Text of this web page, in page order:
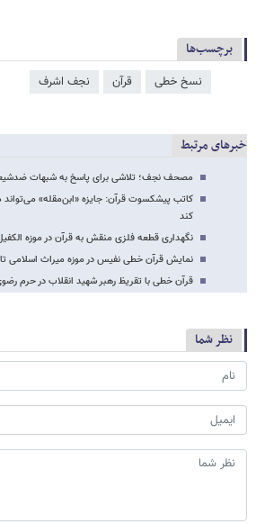
برچسب‌ها
نسخ خطی قرآن نجف اشرف
خبرهای مرتبط
مصحف نجف؛ تلاشی برای پاسخ به شبهات
کاتب پیشکسوت قرآن: جایزه «ابن‌مقله» می‌تواند
کند
نگهداری قطعه فلزی منقش به قرآن در موزه
نمایش قرآن خطی نفیس در موزه میراث اسلامی
قرآن خطی با تقریظ رهبر شهید انقلاب در حرم
نظر شما